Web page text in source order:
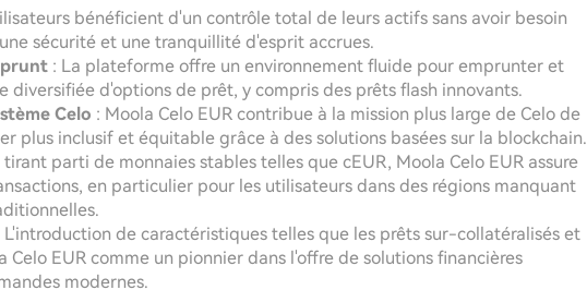
bénéficient d'un contrôle total de leurs actifs sans avoir besoin
sécurité et une tranquillité d'esprit accrues.
: La plateforme offre un environnement fluide pour emprunter et
diversifiée d'options de prêt, y compris des prêts flash innovants.
Celo : Moola Celo EUR contribue à la mission plus large de Celo de
plus inclusif et équitable grâce à des solutions basées sur la blockchain.
tirant parti de monnaies stables telles que cEUR, Moola Celo EUR assure
en particulier pour les utilisateurs dans des régions manquant
L'introduction de caractéristiques telles que les prêts sur-collatéralisés et
Celo EUR comme un pionnier dans l'offre de solutions financières
modernes.